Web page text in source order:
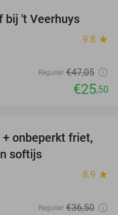
bij 't Veerhuys
9.8 star
Regulier €47,05
€25,50
32%
onbeperkt friet,
softijs
8.9 star
Regulier €36,50